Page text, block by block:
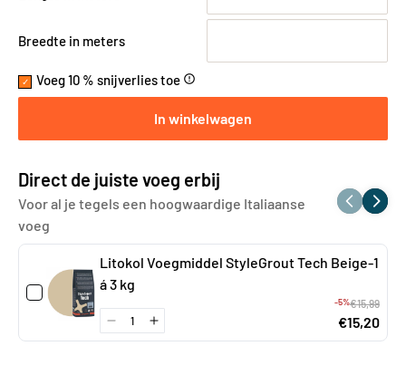
Breedte in meters
Voeg 10 % snijverlies toe error_outline
In winkelwagen
Direct de juiste voeg erbij
Voor al je tegels een hoogwaardige Italiaanse
voeg
Litokol Voegmiddel StyleGrout Tech Beige-1
á 3 kg
-5%€15,99
€15,20